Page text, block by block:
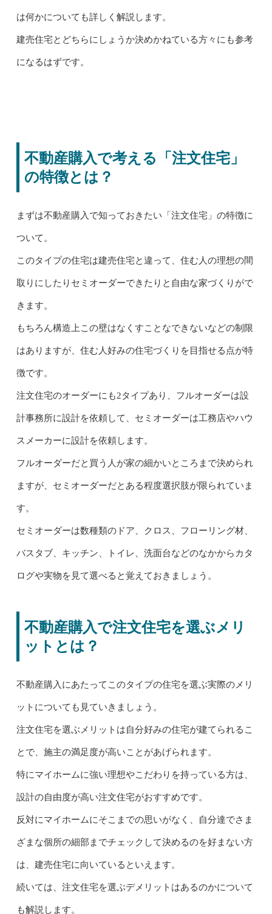
は何かについても詳しく解説します。
建売住宅とどちらにしょうか決めかねている方々にも参考
になるはずです。
不動産購入で考える「注文住宅」
の特徴とは？
まずは不動産購入で知っておきたい「注文住宅」の特徴に
ついて。
このタイプの住宅は建売住宅と違って、住む人の理想の間
取りにしたりセミオーダーできたりと自由な家づくりがで
きます。
もちろん構造上この壁はなくすことなできないなどの制限
はありますが、住む人好みの住宅づくりを目指せる点が特
徴です。
注文住宅のオーダーにも2タイプあり、フルオーダーは設
計事務所に設計を依頼して、セミオーダーは工務店やハウ
スメーカーに設計を依頼します。
フルオーダーだと買う人が家の細かいところまで決められ
ますが、セミオーダーだとある程度選択肢が限られていま
す。
セミオーダーは数種類のドア、クロス、フローリング材、
バスタブ、キッチン、トイレ、洗面台などのなかからカタ
ログや実物を見て選べると覚えておきましょう。
不動産購入で注文住宅を選ぶメリ
ットとは？
不動産購入にあたってこのタイプの住宅を選ぶ実際のメリ
ットについても見ていきましょう。
注文住宅を選ぶメリットは自分好みの住宅が建てられるこ
とで、施主の満足度が高いことがあげられます。
特にマイホームに強い理想やこだわりを持っている方は、
設計の自由度が高い注文住宅がおすすめです。
反対にマイホームにそこまでの思いがなく、自分達でさま
ざまな個所の細部までチェックして決めるのを好まない方
は、建売住宅に向いているといえます。
続いては、注文住宅を選ぶデメリットはあるのかについて
も解説します。